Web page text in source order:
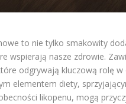
to nie tylko smakowity
wspierają nasze zdrowie.
odgrywają kluczową rolę
elementem diety,
likopenu, mogą